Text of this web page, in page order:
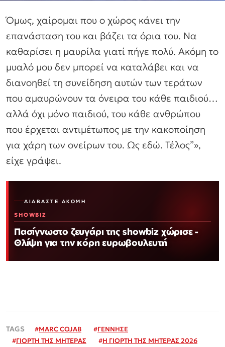
Όμως, χαίρομαι που ο χώρος κάνει την
επανάσταση του και βάζει τα όρια του. Να
καθαρίσει η μαυρίλα γιατί πήγε πολύ. Ακόμη το
μυαλό μου δεν μπορεί να καταλάβει και να
διανοηθεί τη συνείδηση αυτών των τεράτων
που αμαυρώνουν τα όνειρα του κάθε παιδιού…
αλλά όχι μόνο παιδιού, του κάθε ανθρώπου
που έρχεται αντιμέτωπος με την κακοποίηση
για χάρη των ονείρων του. Ως εδώ. Τέλος”»,
είχε γράψει.
ΔΙΑΒΆΣΤΕ ΑΚΌΜΗ
SHOWBIZ
Πασίγνωστο ζευγάρι της showbiz χώρισε -
Θλίψη για την κόρη ευρωβουλευτή
#MARC COJAB #ΓΕΝΝΗΣΕ
#ΓΙΟΡΤΗ ΤΗΣ ΜΗΤΕΡΑΣ #Η ΓΙΟΡΤΗ ΤΗΣ ΜΗΤΕΡΑΣ 2026